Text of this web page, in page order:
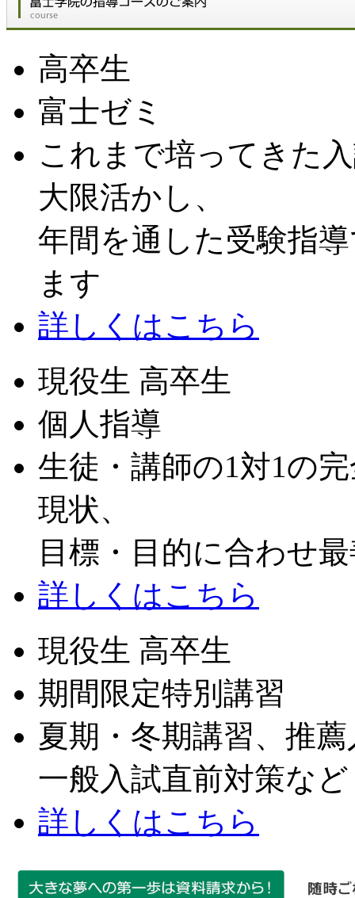
高卒生
富士ゼミ
これまで培ってきた
大限活かし、
年間を通した受験指
ます
詳しくはこちら
現役生 高卒生
個人指導
生徒・講師の1対1の
現状、
目標・目的に合わせ
詳しくはこちら
現役生 高卒生
期間限定特別講習
夏期・冬期講習、推
一般入試直前対策など
詳しくはこちら